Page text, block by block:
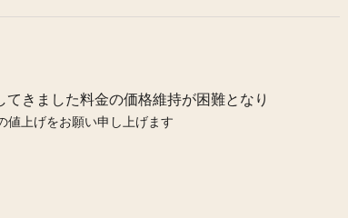
きました料金の価格維持が困難となり
値上げをお願い申し上げます